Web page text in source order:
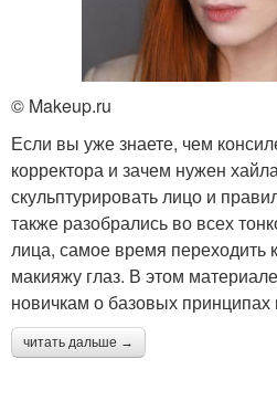
© Makeup.ru
Если вы уже знаете, чем
корректора и зачем нужен
скульптурировать лицо и
также разобрались во всех
лица, самое время
макияжу глаз. В этом
новичкам о базовых принципах
читать дальше →